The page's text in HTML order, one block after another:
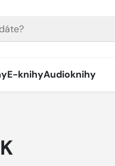
E-knihyAudioknihy